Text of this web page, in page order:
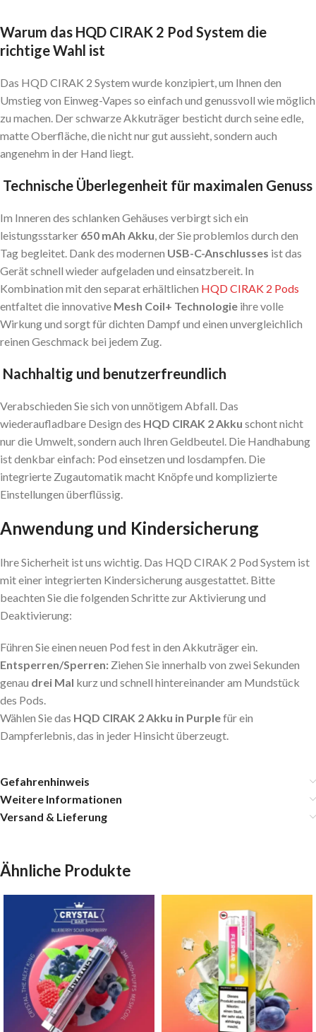
Warum das HQD CIRAK 2 Pod System die
richtige Wahl ist
Das HQD CIRAK 2 System wurde konzipiert, um Ihnen den
Umstieg von Einweg-Vapes so einfach und genussvoll wie möglich
zu machen. Der schwarze Akkuträger besticht durch seine edle,
matte Oberfläche, die nicht nur gut aussieht, sondern auch
angenehm in der Hand liegt.
Technische Überlegenheit für maximalen Genuss
Im Inneren des schlanken Gehäuses verbirgt sich ein
leistungsstarker 650 mAh Akku, der Sie problemlos durch den
Tag begleitet. Dank des modernen USB-C-Anschlusses ist das
Gerät schnell wieder aufgeladen und einsatzbereit. In
Kombination mit den separat erhältlichen HQD CIRAK 2 Pods
entfaltet die innovative Mesh Coil+ Technologie ihre volle
Wirkung und sorgt für dichten Dampf und einen unvergleichlich
reinen Geschmack bei jedem Zug.
Nachhaltig und benutzerfreundlich
Verabschieden Sie sich von unnötigem Abfall. Das
wiederaufladbare Design des HQD CIRAK 2 Akku schont nicht
nur die Umwelt, sondern auch Ihren Geldbeutel. Die Handhabung
ist denkbar einfach: Pod einsetzen und losdampfen. Die
integrierte Zugautomatik macht Knöpfe und komplizierte
Einstellungen überflüssig.
Anwendung und Kindersicherung
Ihre Sicherheit ist uns wichtig. Das HQD CIRAK 2 Pod System ist
mit einer integrierten Kindersicherung ausgestattet. Bitte
beachten Sie die folgenden Schritte zur Aktivierung und
Deaktivierung:
Führen Sie einen neuen Pod fest in den Akkuträger ein.
Entsperren/Sperren: Ziehen Sie innerhalb von zwei Sekunden
genau drei Mal kurz und schnell hintereinander am Mundstück
des Pods.
Wählen Sie das HQD CIRAK 2 Akku in Purplefür ein
Dampferlebnis, das in jeder Hinsicht überzeugt.
Gefahrenhinweis
Weitere Informationen
Versand & Lieferung
Ähnliche Produkte